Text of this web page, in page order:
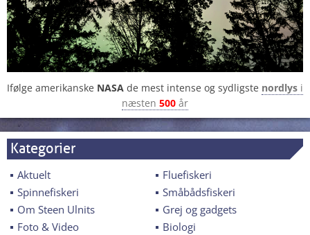
Ifølge amerikanske NASA de mest intense og sydligste nordlys i
næsten 500 år
Kategorier
Aktuelt
Fluefiskeri
Spinnefiskeri
Småbådsfiskeri
Om Steen Ulnits
Grej og gadgets
Foto & Video
Biologi